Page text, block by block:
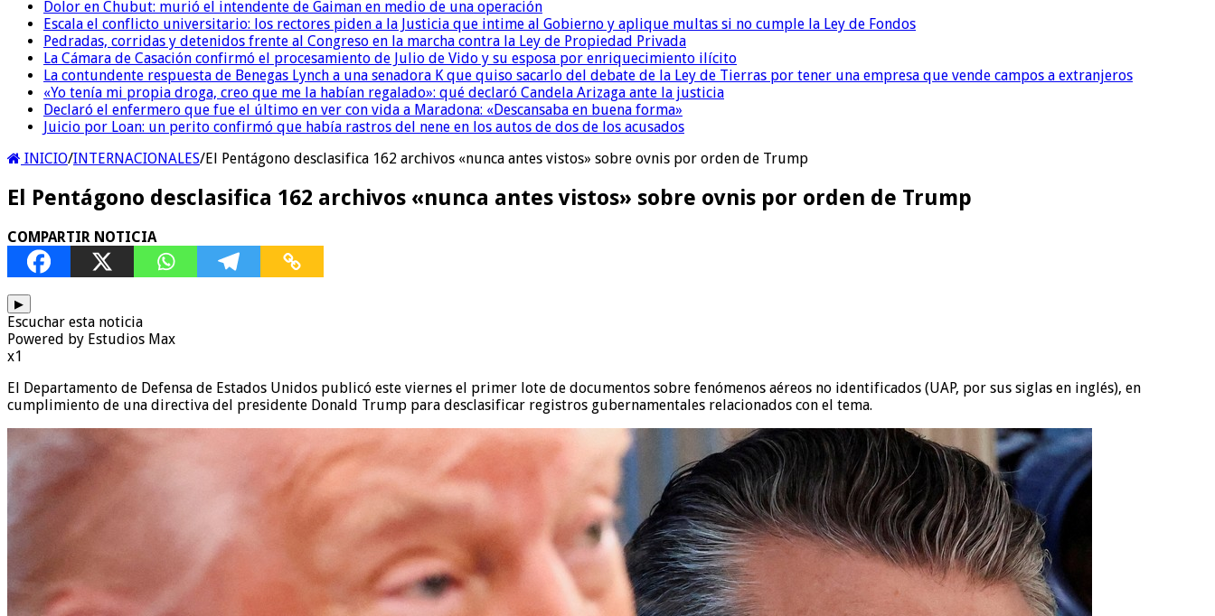
Dolor en Chubut: murió el intendente de Gaiman en medio de una operación
Escala el conflicto universitario: los rectores piden a la Justicia que intime al Gobierno y aplique multas si no cumple la Ley de Fondos
Pedradas, corridas y detenidos frente al Congreso en la marcha contra la Ley de Propiedad Privada
La Cámara de Casación confirmó el procesamiento de Julio de Vido y su esposa por enriquecimiento ilícito
La contundente respuesta de Benegas Lynch a una senadora K que quiso sacarlo del debate de la Ley de Tierras por tener una empresa que vende campos a extranjeros
«Yo tenía mi propia droga, creo que me la habían regalado»: qué declaró Candela Arizaga ante la justicia
Declaró el enfermero que fue el último en ver con vida a Maradona: «Descansaba en buena forma»
Juicio por Loan: un perito confirmó que había rastros del nene en los autos de dos de los acusados
INICIO/INTERNACIONALES/El Pentágono desclasifica 162 archivos «nunca antes vistos» sobre ovnis por orden de Trump
El Pentágono desclasifica 162 archivos «nunca antes vistos» sobre ovnis por orden de Trump
COMPARTIR NOTICIA
▶
Escuchar esta noticia
Powered by Estudios Max
x1
El Departamento de Defensa de Estados Unidos publicó este viernes el primer lote de documentos sobre fenómenos aéreos no identificados (UAP, por sus siglas en inglés), en
cumplimiento de una directiva del presidente Donald Trump para desclasificar registros gubernamentales relacionados con el tema.